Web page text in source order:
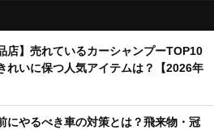
店】売れているカーシャンプーTOP10
れいに保つ人気アイテムは？【2026年
にやるべき車の対策とは？飛来物・冠